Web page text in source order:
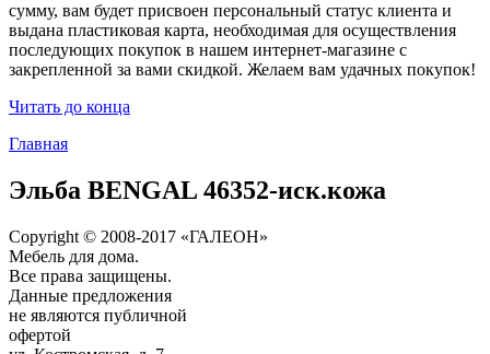
сумму, вам будет присвоен персональный статус клиента и
выдана пластиковая карта, необходимая для осуществления
последующих покупок в нашем интернет-магазине с
закрепленной за вами скидкой. Желаем вам удачных покупок!
Читать до конца
Главная
Эльба BENGAL 46352-иск.кожа
Copyright © 2008-2017 «ГАЛЕОН»
Мебель для дома.
Все права защищены.
Данные предложения
не являются публичной
офертой